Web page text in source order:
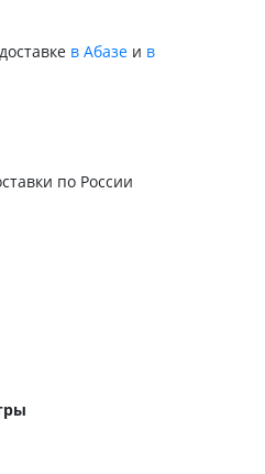
в Абазе и в
по России